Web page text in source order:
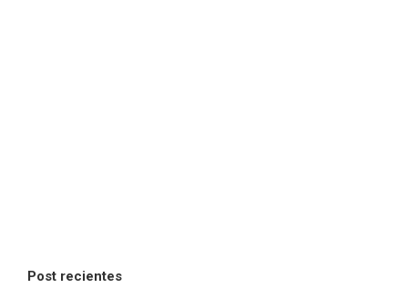
Post recientes